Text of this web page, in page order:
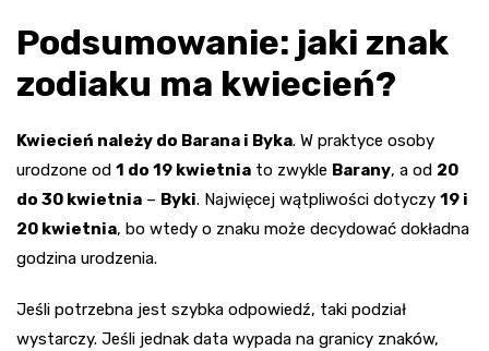
Podsumowanie: jaki znak
zodiaku ma kwiecień?
Kwiecień należy do Barana i Byka. W praktyce osoby
urodzone od 1 do 19 kwietnia to zwykle Barany, a od 20
do 30 kwietnia – Byki. Najwięcej wątpliwości dotyczy 19 i
20 kwietnia, bo wtedy o znaku może decydować dokładna
godzina urodzenia.
Jeśli potrzebna jest szybka odpowiedź, taki podział
wystarczy. Jeśli jednak data wypada na granicy znaków,